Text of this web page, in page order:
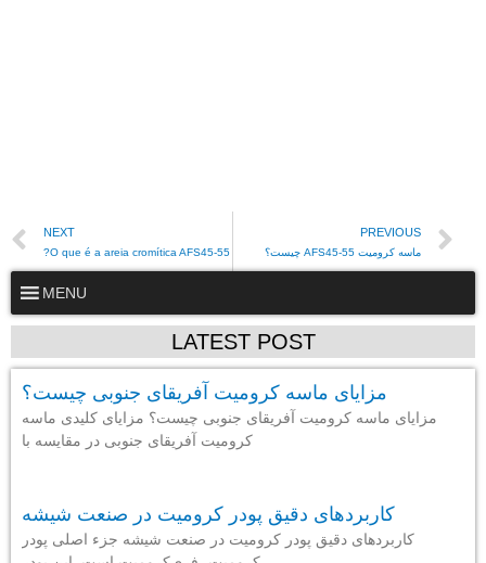
PREVIOUS
ماسه کرومیت AFS45-55 چیست؟
NEXT
O que é a areia cromítica AFS45-55?
MENU
LATEST POST
مزایای ماسه کرومیت آفریقای جنوبی چیست؟
مزایای ماسه کرومیت آفریقای جنوبی چیست؟ مزایای کلیدی ماسه
کرومیت آفریقای جنوبی در مقایسه با
کاربردهای دقیق پودر کرومیت در صنعت شیشه
کاربردهای دقیق پودر کرومیت در صنعت شیشه جزء اصلی پودر